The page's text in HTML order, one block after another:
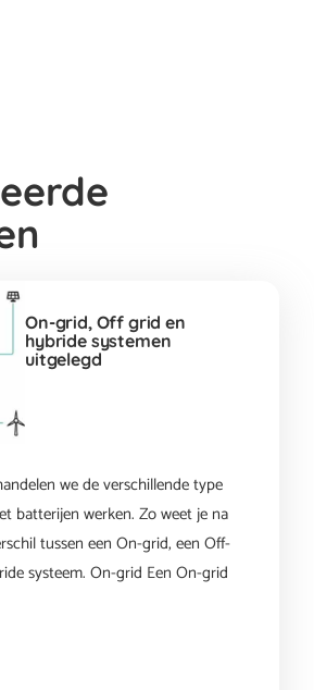
On-grid, Off grid en
hybride systemen
uitgelegd
we de verschillende type
batterijen werken. Zo weet je na
tussen een On-grid, een Off-
systeem. On-grid Een On-grid